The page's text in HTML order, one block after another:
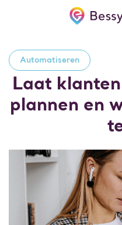
Automatiseren
Laat
plannen en